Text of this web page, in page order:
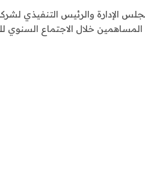
الإدارة والرئيس التنفيذي
خلال الاجتماع السنوي